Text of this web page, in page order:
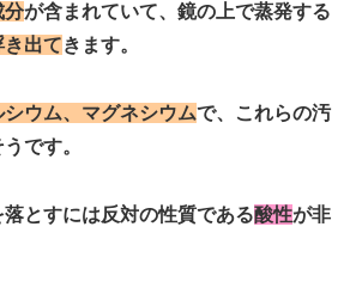
分が含まれていて、鏡の上で蒸発する
き出てきます。
シウム、マグネシウムで、これらの汚
です。
とすには反対の性質である酸性が非